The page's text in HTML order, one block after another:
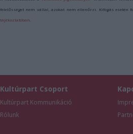
felelősséget nem vállal, azokat nem ellenőrzi. Kifogás esetén
tájékoztatóban
Kultúrpart Csoport
Kultúrpart Kommunikáció
Rólunk